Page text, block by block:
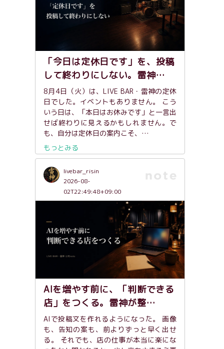
「今日は定休日です」を、投稿
して終わりにしない。雷神…
8月4日（火）は、LIVE BAR・雷神の定休
日でした。イベントもありません。 こう
いう日は、「本日はお休みです」と一言出
せば終わりに見えるかもしれません。で
も、自分は定休日の案内こそ、…
もっとみる
livebar_risin
2026-08-
02T22:49:48+09:00
AIを増やす前に、「判断できる
店」をつくる。雷神が整…
AIで投稿文を作れるようになった。 画像
も、告知の案も、前よりずっと早く出せ
る。 それでも、店の仕事が本当に楽にな